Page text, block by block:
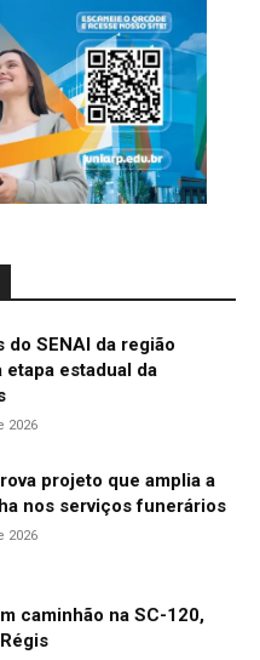
do SENAI da região
etapa estadual da
2026
projeto que amplia a
nos serviços funerários
2026
caminhão na SC-120,